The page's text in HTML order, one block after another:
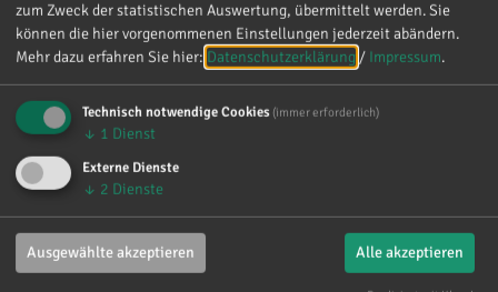
Reinhard Brandl
vor 3 Tagenvia facebook
Mein meistgenutztes Wort am Samstag war:
„Danke!“ 😊 Vielen Dank für die zahlreichen
Glückwünsche, Nachrichten, Anrufe und die
vielen lieben Worte. Ich habe mich wirklich
über jede einzelne Aufmerksamkeit gefreut. Es
ist alles andere als selbstverständlich, dass sich
so viele Menschen die Zeit nehmen, an einen zu
zum Zweck der statistischen Auswertung, übermittelt werden. Sie
können die hier vorgenommenen Einstellungen jederzeit abändern.
Mehr dazu erfahren Sie hier: Datenschutzerklärung / Impressum.
Technisch notwendige Cookies (immer erforderlich)
↓ 1 Dienst
Externe Dienste
↓ 2 Dienste
Ausgewählte akzeptieren Alle akzeptieren